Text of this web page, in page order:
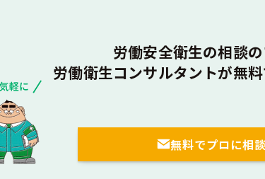
労働安全衛生の相談
労働衛生コンサルタントが無
無料でプロに相